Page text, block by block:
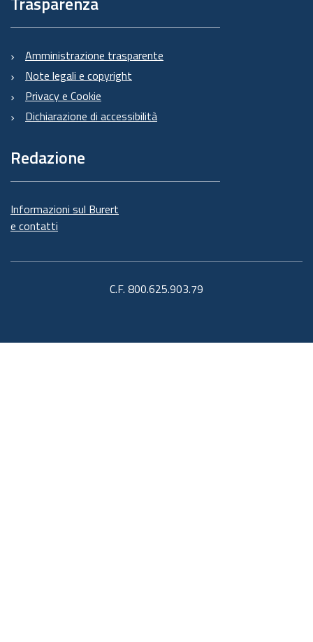
Amministrazione trasparente
Note legali e copyright
Privacy e Cookie
Dichiarazione di accessibilità
Redazione
Informazioni sul Burert
e contatti
C.F. 800.625.903.79